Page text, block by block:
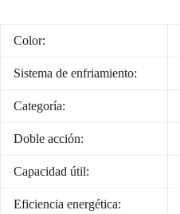
Color:
Sistema de enfriamiento:
Categoría:
Doble acción:
Capacidad útil:
Eficiencia energética: